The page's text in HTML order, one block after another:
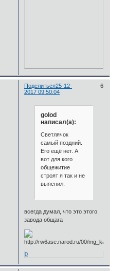
Поделиться 6
25-12-
2017 09:50:04
golod
написал(а):
Светлячок
самый поздний.
Его ещё нет. А
вот для кого
общежитие
строят я так и не
выяснил.
всегда думал, что это этого
завода общага
0